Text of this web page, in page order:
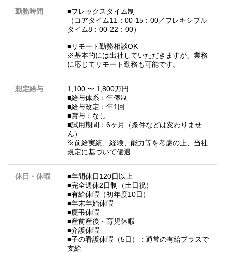
勤務時間
■フレックスタイム制
（コアタイム11：00-15：00／フレキシブル
タイム8：00-22：00）
■リモート勤務相談OK
※基本的には出社していただきますが、業務
に応じてリモート勤務も可能です。
想定給与
1,100 〜 1,800万円
■給与体系：年俸制
■給与改定：年1回
■賞与：なし
■試用期間：6ヶ月（条件などは変わりませ
ん）
※前給実績、経験、能力等を考慮の上、当社
規定に基づいて優遇
休日・休暇
■年間休日120日以上
■完全週休2日制（土日祝）
■有給休暇（初年度10日）
■年末年始休暇
■慶弔休暇
■産前産後・育児休暇
■介護休暇
■子の看護休暇（5日）：通常の有給プラスで
支給